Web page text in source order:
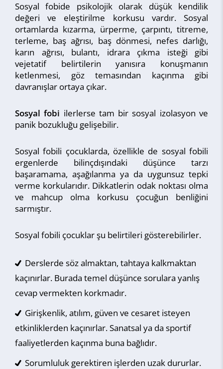
Sosyal fobide psikolojik olarak düşük kendilik
değeri ve eleştirilme korkusu vardır. Sosyal
ortamlarda kızarma, ürperme, çarpıntı, titreme,
terleme, baş ağrısı, baş dönmesi, nefes darlığı,
karın ağrısı, bulantı, idrara çıkma isteği gibi
vejetatif belirtilerin yanısıra konuşmanın
ketlenmesi, göz temasından kaçınma gibi
davranışlar ortaya çıkar.
Sosyal fobi ilerlerse tam bir sosyal izolasyon ve
panik bozukluğu gelişebilir.
Sosyal fobili çocuklarda, özellikle de sosyal fobili
ergenlerde bilinçdışındaki düşünce tarzı
başaramama, aşağılanma ya da uygunsuz tepki
verme korkularıdır. Dikkatlerin odak noktası olma
ve mahcup olma korkusu çocuğun benliğini
sarmıştır.
Sosyal fobili çocuklar şu belirtileri gösterebilirler.
Derslerde söz almaktan, tahtaya kalkmaktan
kaçınırlar. Burada temel düşünce sorulara yanlış
cevap vermekten korkmadır.
Girişkenlik, atılım, güven ve cesaret isteyen
etkinliklerden kaçınırlar. Sanatsal ya da sportif
faaliyetlerden kaçınma buna bağlıdır.
Sorumluluk gerektiren işlerden uzak dururlar.